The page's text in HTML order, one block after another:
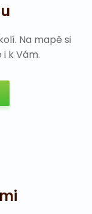
Na mapě si
k Vám.